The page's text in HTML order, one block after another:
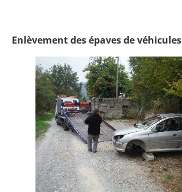
Enlèvement des épaves de véhicules